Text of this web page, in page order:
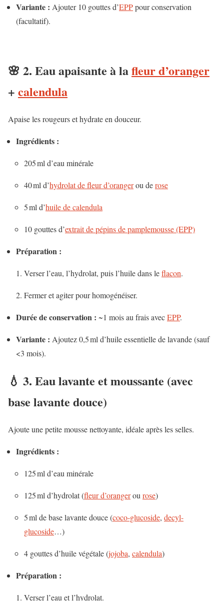
Variante : Ajouter 10 gouttes d’EPPpour conservation
(facultatif).
🌸 2. Eauapaisante à lafleur d’oranger
+ calendula
Apaise les rougeurs et hydrate en douceur.
Ingrédients :
205 ml d’eau minérale
40 ml d’hydrolat de fleur d’orangerou derose
5 ml d’huile de calendula
10 gouttes d’extrait de pépins de pamplemousse (EPP)
Préparation :
Verser l’eau, l’hydrolat, puis l’huile dans leflacon.
Fermer et agiter pour homogénéiser.
Durée de conservation : ~1 mois au frais avecEPP.
Variante : Ajoutez 0,5 ml d’huile essentielle de lavande (sauf
<3 mois).
💧 3. Eaulavante et moussante (avec
base lavante douce)
Ajoute une petite mousse nettoyante, idéale après les selles.
Ingrédients :
125 ml d’eau minérale
125 ml d’hydrolat (fleur d’orangerou rose)
5 ml de base lavante douce (coco-glucoside, decyl-
glucoside…)
4 gouttes d’huile végétale (jojoba, calendula)
Préparation :
Verser l’eau et l’hydrolat.